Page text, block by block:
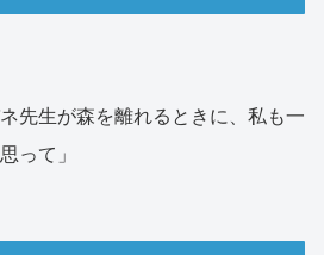
先生が森を離れるときに、私も一
って」